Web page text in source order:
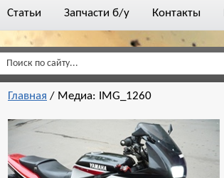
Статьи Запчасти б/у Контакты
Главная / Медиа: IMG_1260